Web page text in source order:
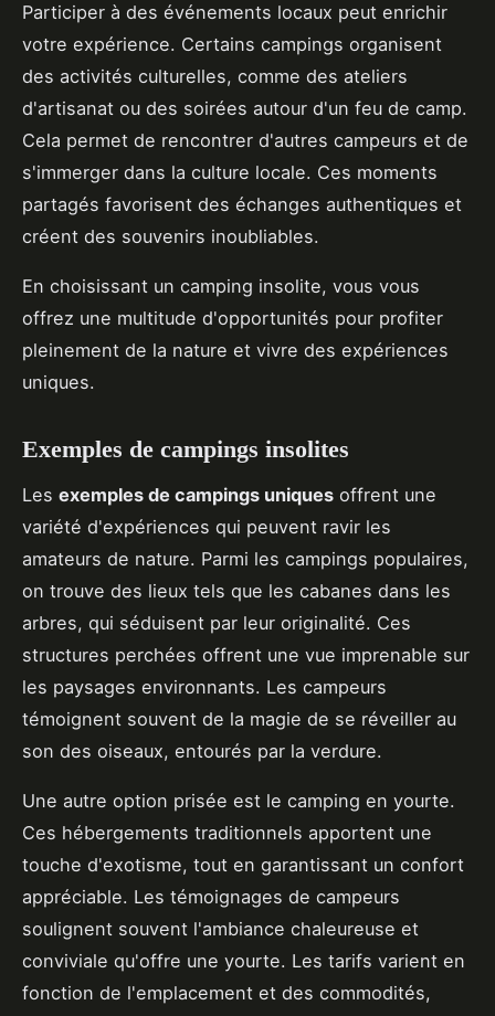
Participer à des événements locaux peut enrichir
votre expérience. Certains campings organisent
des activités culturelles, comme des ateliers
d'artisanat ou des soirées autour d'un feu de camp.
Cela permet de rencontrer d'autres campeurs et de
s'immerger dans la culture locale. Ces moments
partagés favorisent des échanges authentiques et
créent des souvenirs inoubliables.
En choisissant un camping insolite, vous vous
offrez une multitude d'opportunités pour profiter
pleinement de la nature et vivre des expériences
uniques.
Exemples de campings insolites
Les exemples de campings uniques offrent une
variété d'expériences qui peuvent ravir les
amateurs de nature. Parmi les campings populaires,
on trouve des lieux tels que les cabanes dans les
arbres, qui séduisent par leur originalité. Ces
structures perchées offrent une vue imprenable sur
les paysages environnants. Les campeurs
témoignent souvent de la magie de se réveiller au
son des oiseaux, entourés par la verdure.
Une autre option prisée est le camping en yourte.
Ces hébergements traditionnels apportent une
touche d'exotisme, tout en garantissant un confort
appréciable. Les témoignages de campeurs
soulignent souvent l'ambiance chaleureuse et
conviviale qu'offre une yourte. Les tarifs varient en
fonction de l'emplacement et des commodités,